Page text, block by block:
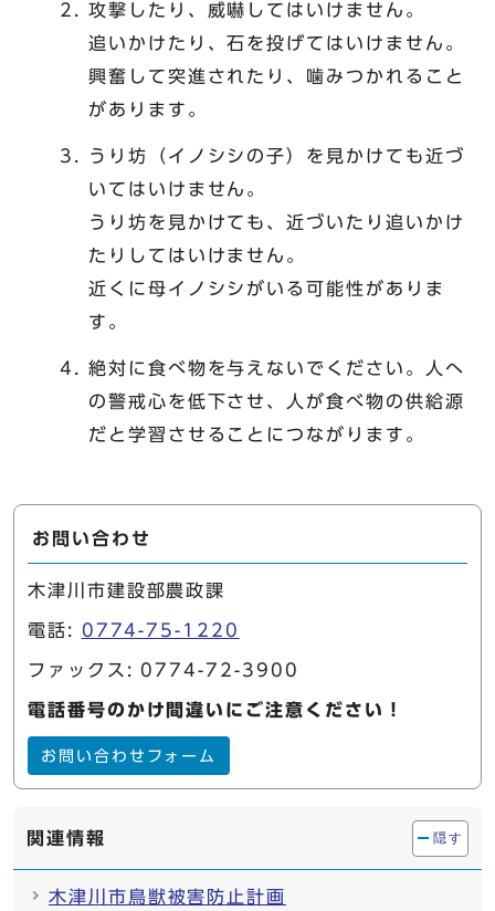
攻撃したり、威嚇してはいけません。
追いかけたり、石を投げてはいけません。
興奮して突進されたり、噛みつかれること
があります。
うり坊（イノシシの子）を見かけても近づ
いてはいけません。
うり坊を見かけても、近づいたり追いかけ
たりしてはいけません。
近くに母イノシシがいる可能性がありま
す。
絶対に食べ物を与えないでください。人へ
の警戒心を低下させ、人が食べ物の供給源
だと学習させることにつながります。
お問い合わせ
木津川市建設部農政課
電話: 0774-75-1220
ファックス: 0774-72-3900
電話番号のかけ間違いにご注意ください！
お問い合わせフォーム
関連情報 隠す
木津川市鳥獣被害防止計画